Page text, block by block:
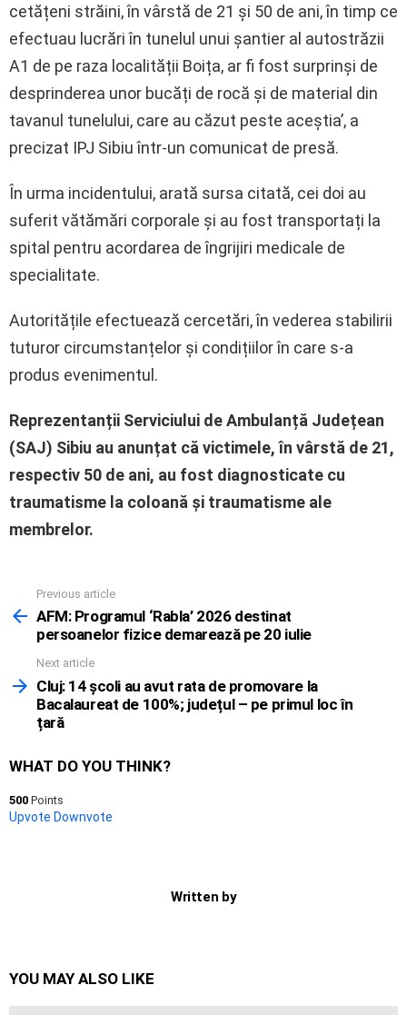
cetățeni străini, în vârstă de 21 și 50 de ani, în timp ce
efectuau lucrări în tunelul unui șantier al autostrăzii
A1 de pe raza localității Boița, ar fi fost surprinși de
desprinderea unor bucăți de rocă și de material din
tavanul tunelului, care au căzut peste aceștia’, a
precizat IPJ Sibiu într-un comunicat de presă.
În urma incidentului, arată sursa citată, cei doi au
suferit vătămări corporale și au fost transportați la
spital pentru acordarea de îngrijiri medicale de
specialitate.
Autoritățile efectuează cercetări, în vederea stabilirii
tuturor circumstanțelor și condițiilor în care s-a
produs evenimentul.
Reprezentanții Serviciului de Ambulanță Județean
(SAJ) Sibiu au anunțat că victimele, în vârstă de 21,
respectiv 50 de ani, au fost diagnosticate cu
traumatisme la coloană și traumatisme ale
membrelor.
more
Previous article
AFM: Programul ‘Rabla’ 2026 destinat
persoanelor fizice demarează pe 20 iulie
Next article
Cluj: 14 școli au avut rata de promovare la
Bacalaureat de 100%; județul – pe primul loc în
țară
WHAT DO YOU THINK?
500 Points
Upvote Downvote
Written by
YOU MAY ALSO LIKE